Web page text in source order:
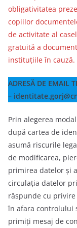
obligativitatea
copiilor
de activitate al
gratuită a
instituțiile în cauză.
ADRESĂ DE EMAIL
– identitate.gorj
Prin alegerea
după cartea de
asumă riscurile
de modificarea,
primirea datelor și
circulația datelor
răspunde cu
în afara controlului
primiți mesaj de